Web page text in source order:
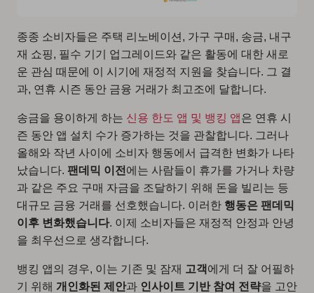
종종 소비자들은 주택 리노베이션, 가구 구매, 송금, 내구
재 쇼핑, 필수 기기 업그레이드와 같은 활동에 대한 새로
운 관심 때문에 이 시기에 재정적 지원을 찾습니다. 그 결
과, 연휴 시즌 동안 금융 거래가 최고조에 달합니다.
송금을 용이하게 하는 신용 한도 앱 및 뱅킹 앱은 연휴 시
즌 동안 앱 설치 수가 증가하는 것을 관찰합니다. 그러나
올해와 작년 사이에 소비자 행동에서 급격한 변화가 나타
났습니다. 팬데믹 이전 에는 사람들이 휴가를 가거나 차량
과 같은 주요 구매 자금을 조달하기 위해 돈을 빌리는 등
대규모 금융 거래를 선호했습니다. 이러한 행동은 팬데믹
이후 변화했습니다. 이제 소비자들은 재정적 안정과 안녕
을 최우선으로 생각합니다.
뱅킹 앱의 경우, 이는 기존 및 잠재 고객 에게 더 잘 어필하
기 위해 개인화된 제안과 인사이트 기반 참여 전략을 고안